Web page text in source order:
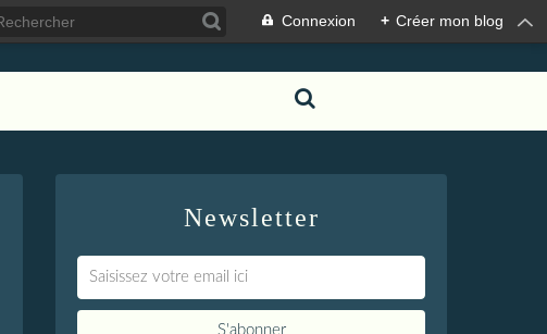
Connexion + Créer mon blog
Newsletter